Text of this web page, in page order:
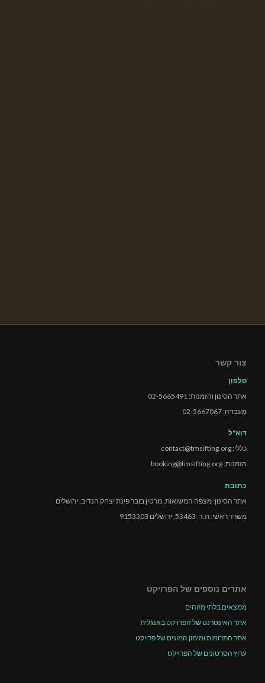
צור קשר
טלפון
אתר הסינון והזמנות: 02-5665491
מעבדה: 02-5667067
דוא"ל
כללי: contact@tmsifting.org
הזמנות: booking@tmsifting.org
כתובת
אתר הסינון: מצפה המשואות, מרטין בובר פינת יצחק הנדיב, ירושלים
משרד ראשי: ת.ד. 53463, ירושלים 9153303
אתרים נוספים של הפרויקט
ממצאים בלתי מזוהים
אתר האינטרנט של הפרויקט באנגלית
אתר התרומות ומימון המונים של פרויקט
ערוץ הסרטונים של הפרויקט